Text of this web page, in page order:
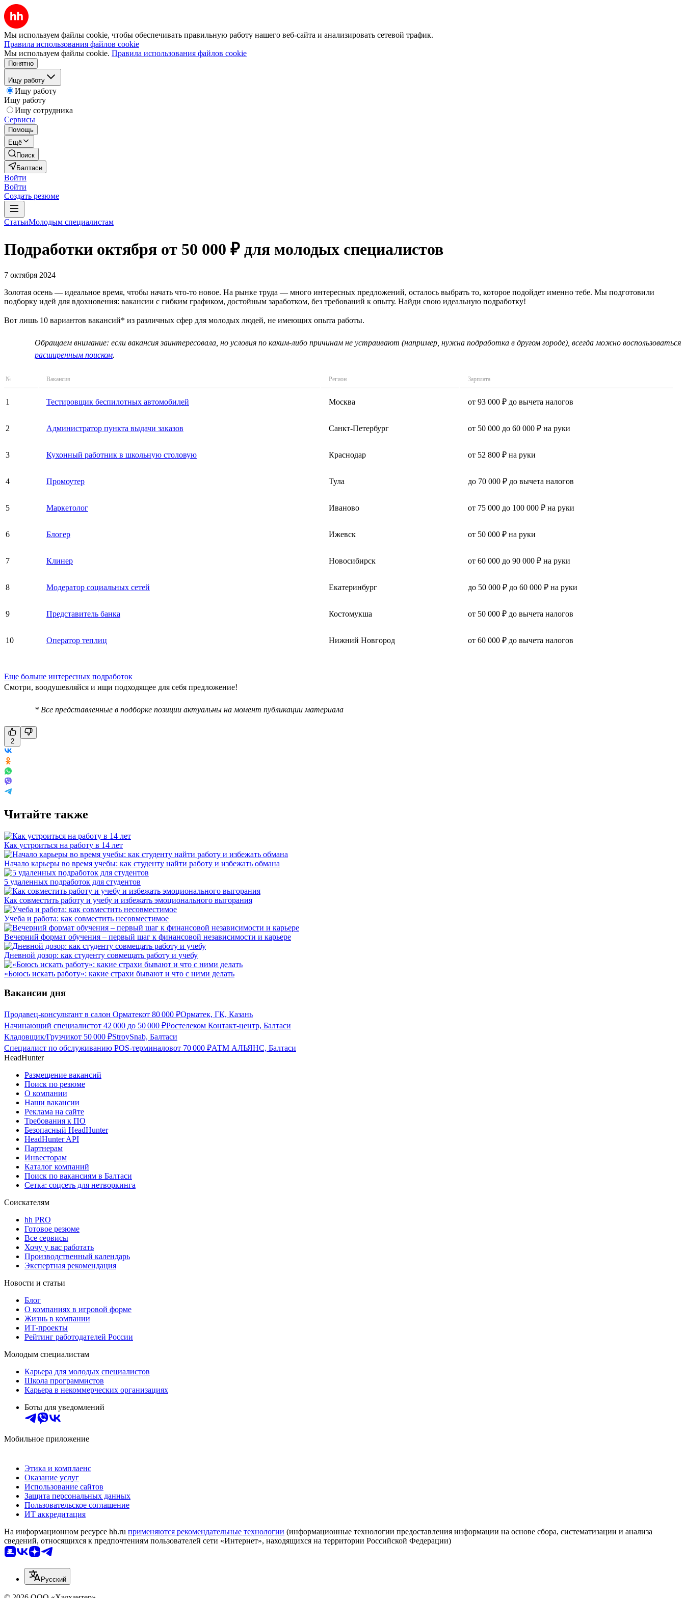
Мы используем файлы cookie, чтобы обеспечивать правильную работу нашего веб-сайта и анализировать сетевой трафик.
Правила использования файлов cookie
Мы используем файлы cookie. Правила использования файлов cookie
Понятно
Ищу работу
Ищу работу
Ищу работу
Ищу сотрудника
Сервисы
Помощь
Ещё
Поиск
Балтаси
Войти
Войти
Создать резюме
СтатьиМолодым специалистам
Подработки октября от 50 000 ₽ для молодых специалистов
7 октября 2024
Золотая осень — идеальное время, чтобы начать что-то новое. На рынке труда — много интересных предложений, осталось выбрать то, которое подойдет именно тебе. Мы подготовили
подборку идей для вдохновения: вакансии с гибким графиком, достойным заработком, без требований к опыту. Найди свою идеальную подработку!
Вот лишь 10 вариантов вакансий* из различных сфер для молодых людей, не имеющих опыта работы.
Обращаем внимание: если вакансия заинтересовала, но условия по каким-либо причинам не устраивают (например, нужна подработка в другом городе), всегда можно воспользоваться
расширенным поиском.
№ Вакансия Регион Зарплата
1 Тестировщик беспилотных автомобилей Москва от 93 000 ₽ до вычета налогов
2 Администратор пункта выдачи заказов Санкт-Петербург от 50 000 до 60 000 ₽ на руки
3 Кухонный работник в школьную столовую Краснодар от 52 800 ₽ на руки
4 Промоутер Тула до 70 000 ₽ до вычета налогов
5 Маркетолог Иваново от 75 000 до 100 000 ₽ на руки
6 Блогер Ижевск от 50 000 ₽ на руки
7 Клинер Новосибирск от 60 000 до 90 000 ₽ на руки
8 Модератор социальных сетей Екатеринбург до 50 000 ₽ до 60 000 ₽ на руки
9 Представитель банка Костомукша от 50 000 ₽ до вычета налогов
10 Оператор теплиц Нижний Новгород от 60 000 ₽ до вычета налогов
Еще больше интересных подработок
Смотри, воодушевляйся и ищи подходящее для себя предложение!
* Все представленные в подборке позиции актуальны на момент публикации материала
2
Читайте также
Как устроиться на работу в 14 лет
Начало карьеры во время учебы: как студенту найти работу и избежать обмана
5 удаленных подработок для студентов
Как совместить работу и учебу и избежать эмоционального выгорания
Учеба и работа: как совместить несовместимое
Вечерний формат обучения – первый шаг к финансовой независимости и карьере
Дневной дозор: как студенту совмещать работу и учебу
«Боюсь искать работу»: какие страхи бывают и что с ними делать
Вакансии дня
Продавец-консультант в салон Орматекот 80 000 ₽Орматек, ГК, Казань
Начинающий специалистот 42 000 до 50 000 ₽Ростелеком Контакт-центр, Балтаси
Кладовщик/Грузчикот 50 000 ₽StroySnab, Балтаси
Специалист по обслуживанию POS-терминаловот 70 000 ₽АТМ АЛЬЯНС, Балтаси
HeadHunter
Размещение вакансий
Поиск по резюме
О компании
Наши вакансии
Реклама на сайте
Требования к ПО
Безопасный HeadHunter
HeadHunter API
Партнерам
Инвесторам
Каталог компаний
Поиск по вакансиям в Балтаси
Сетка: соцсеть для нетворкинга
Соискателям
hh PRO
Готовое резюме
Все сервисы
Хочу у вас работать
Производственный календарь
Экспертная рекомендация
Новости и статьи
Блог
О компаниях в игровой форме
Жизнь в компании
ИТ-проекты
Рейтинг работодателей России
Молодым специалистам
Карьера для молодых специалистов
Школа программистов
Карьера в некоммерческих организациях
Боты для уведомлений
Мобильное приложение
Этика и комплаенс
Оказание услуг
Использование сайтов
Защита персональных данных
Пользовательское соглашение
ИТ аккредитация
На информационном ресурсе hh.ru применяются рекомендательные технологии (информационные технологии предоставления информации на основе сбора, систематизации и анализа
сведений, относящихся к предпочтениям пользователей сети «Интернет», находящихся на территории Российской Федерации)
Русский